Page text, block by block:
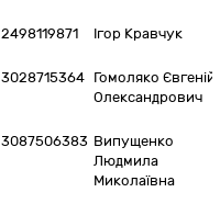
2498119871 Ігор Кравчук
3028715364 Гомоляко Євгеній
Олександрович
3087506383 Випущенко
Людмила
Миколаївна